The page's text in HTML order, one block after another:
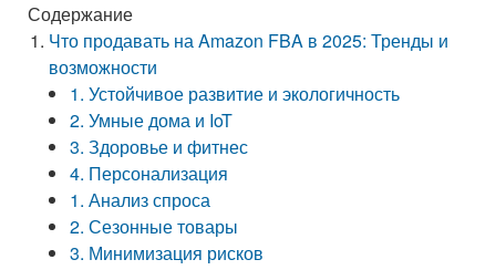
Содержание
Что продавать на Amazon FBA в 2025: Тренды и
возможности
1. Устойчивое развитие и экологичность
2. Умные дома и IoT
3. Здоровье и фитнес
4. Персонализация
1. Анализ спроса
2. Сезонные товары
3. Минимизация рисков